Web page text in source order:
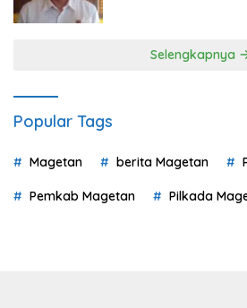
Selengkapnya
Popular Tags
Magetan berita Magetan
Pemkab Magetan Pilkada